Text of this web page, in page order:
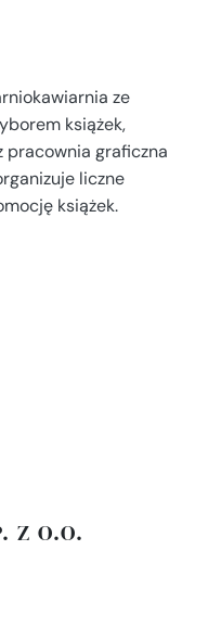
ze
książek,
graficzna
liczne
książek.
Z O.O.